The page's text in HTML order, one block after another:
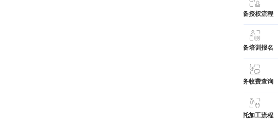
设备授权流程
设备培训报名
服务收费查询
委托加工流程